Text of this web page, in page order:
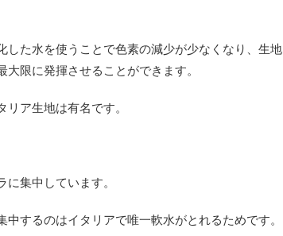
した水を使うことで色素の減少が少なくなり、生地
限に発揮させることができます。
ア生地は有名です。
集中しています。
するのはイタリアで唯一軟水がとれるためです。